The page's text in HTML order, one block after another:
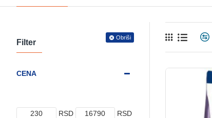
Filter
Obriši
CENA
RSD RSD